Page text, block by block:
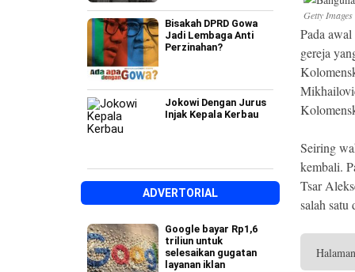
Bisakah DPRD Gowa
Jadi Lembaga Anti
Perzinahan?
Jokowi Dengan Jurus
Injak Kepala Kerbau
ADVERTORIAL
Google bayar Rp1,6
triliun untuk
selesaikan gugatan
layanan iklan
Getty Images
Pada
gereja
Seiring
kembali.
Tsar
salah satu